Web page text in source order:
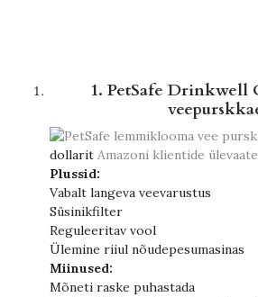
1. PetSafe Drinkwell
dollarit Amazoni klientide
Plussid:
Vabalt langeva veevarustus
Süsinikfilter
Reguleeritav vool
Ülemine riiul nõudepesumasinas
Miinused:
Mõneti raske puhastada